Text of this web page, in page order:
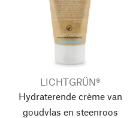
LICHTGRÜN®
Hydraterende crème van
goudvlas en steenroos